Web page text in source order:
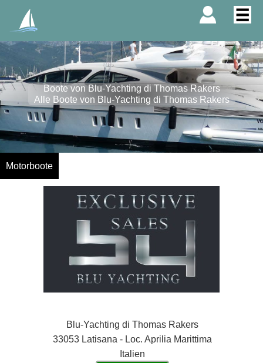
Boote von Blu-Yachting di Thomas Rakers
Alle Boote von Blu-Yachting di Thomas Rakers
Motorboote
Blu-Yachting di Thomas Rakers
33053 Latisana - Loc. Aprilia Marittima
Italien